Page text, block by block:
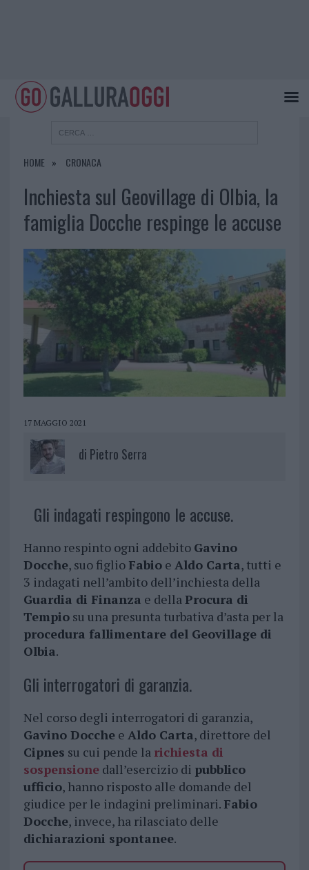
HOME CRONACA
Inchiesta sul Geovillage di Olbia, la
famiglia Docche respinge le accuse
17 MAGGIO 2021
di Pietro Serra
Gli indagati respingono le accuse.
Hanno respinto ogni addebito Gavino
Docche, suo figlio Fabioe Aldo Carta, tutti e
3 indagati nell’ambito dell’inchiesta della
Guardia di Finanza e dellaProcura di
Tempiosu una presunta turbativa d’asta per la
procedura fallimentare del Geovillage di
Olbia.
Gli interrogatori di garanzia.
Nel corso degli interrogatori di garanzia,
Gavino Docchee Aldo Carta, direttore del
Cipnes su cui pende la richiesta di
sospensionedall’esercizio di pubblico
ufficio, hanno risposto alle domande del
giudice per le indagini preliminari. Fabio
Docche, invece, ha rilasciato delle
dichiarazioni spontanee.